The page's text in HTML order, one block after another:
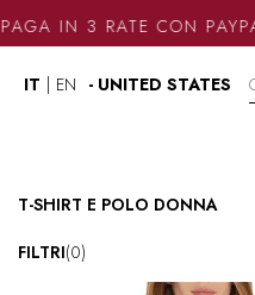
3 RATE CON PAYPAL E
IT EN - UNITED STATES
T-SHIRT E POLO DONNA
FILTRI(0)